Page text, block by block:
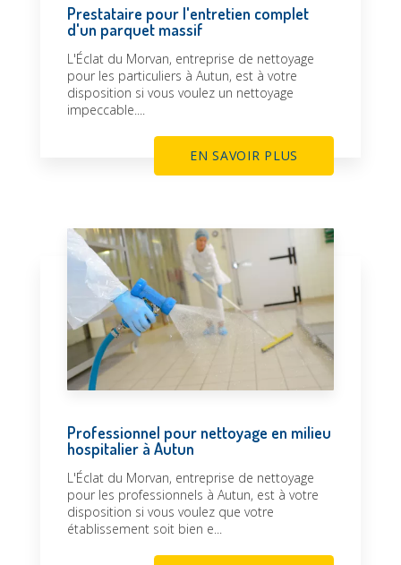
Prestataire pour l'entretien complet
d'un parquet massif
L'Éclat du Morvan, entreprise de nettoyage
pour les particuliers à Autun, est à votre
disposition si vous voulez un nettoyage
impeccable....
EN SAVOIR PLUS
Professionnel pour nettoyage en milieu
hospitalier à Autun
L'Éclat du Morvan, entreprise de nettoyage
pour les professionnels à Autun, est à votre
disposition si vous voulez que votre
établissement soit bien e...